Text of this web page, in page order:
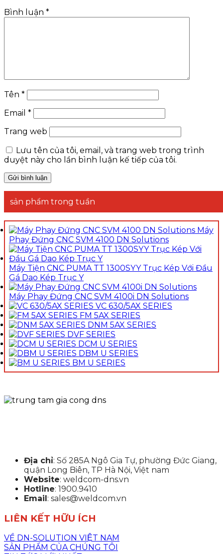
Bình luận *
Tên *
Email *
Trang web
Lưu tên của tôi, email, và trang web trong trình
duyệt này cho lần bình luận kế tiếp của tôi.
sản phẩm trong tuần
Máy
Phay Đứng CNC SVM 4100 DN Solutions
Máy Tiện CNC PUMA TT 1300SYY Trục Kép Với Đầu
Gá Dao Kép Trục Y
Máy Phay Đứng CNC SVM 4100i DN Solutions
VC 630/5AX SERIES
FM 5AX SERIES
DNM 5AX SERIES
DVF SERIES
DCM U SERIES
DBM U SERIES
BM U SERIES
Địa chỉ: Số 285A Ngô Gia Tự, phường Đức Giang,
quận Long Biên, TP Hà Nội, Việt nam
Website: weldcom-dns.vn
Hotline: 1900.9410
Email: sales@weldcom.vn
LIÊN KẾT HỮU ÍCH
VỀ DN-SOLUTION VIỆT NAM
SẢN PHẨM CỦA CHÚNG TÔI